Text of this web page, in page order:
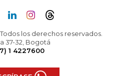
los derechos reservados.
37-32, Bogotá
1 4227600